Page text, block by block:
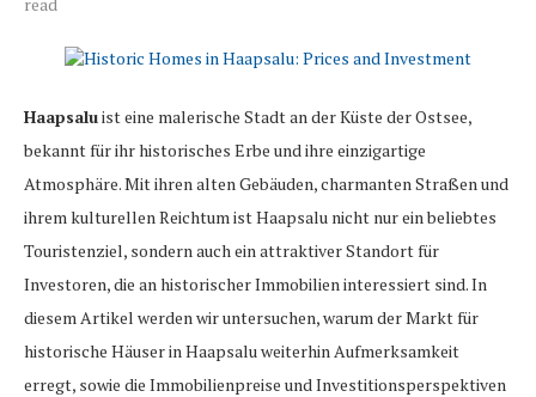
Haapsaluist eine malerische Stadt an der Küste der Ostsee,
bekannt für ihr historisches Erbe und ihre einzigartige
Atmosphäre. Mit ihren alten Gebäuden, charmanten Straßen und
ihrem kulturellen Reichtum ist Haapsalu nicht nur ein beliebtes
Touristenziel, sondern auch ein attraktiver Standort für
Investoren, die an historischer Immobilien interessiert sind. In
diesem Artikel werden wir untersuchen, warum der Markt für
historische Häuser in Haapsalu weiterhin Aufmerksamkeit
erregt, sowie die Immobilienpreise und Investitionsperspektiven